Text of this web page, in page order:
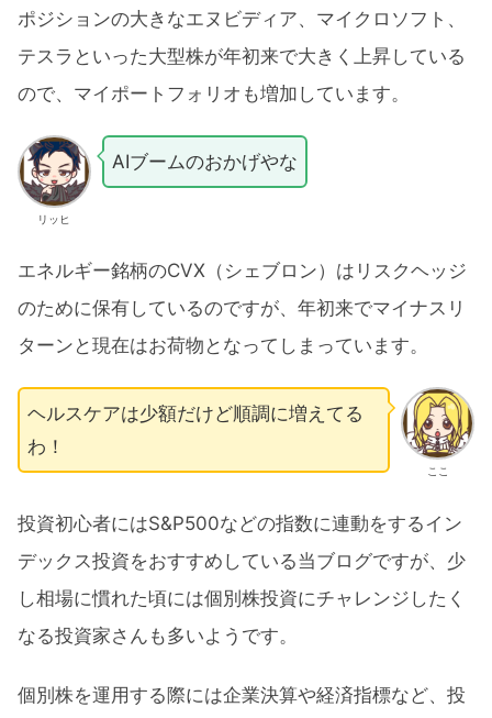
ポジションの大きなエヌビディア、マイクロソフト、
テスラといった大型株が年初来で大きく上昇している
ので、マイポートフォリオも増加しています。
リッヒ
AIブームのおかげやな
エネルギー銘柄のCVX（シェブロン）はリスクヘッジ
のために保有しているのですが、年初来でマイナスリ
ターンと現在はお荷物となってしまっています。
ここ
ヘルスケアは少額だけど順調に増えてる
わ！
投資初心者にはS&P500などの指数に連動をするイン
デックス投資をおすすめしている当ブログですが、少
し相場に慣れた頃には個別株投資にチャレンジしたく
なる投資家さんも多いようです。
個別株を運用する際には企業決算や経済指標など、投